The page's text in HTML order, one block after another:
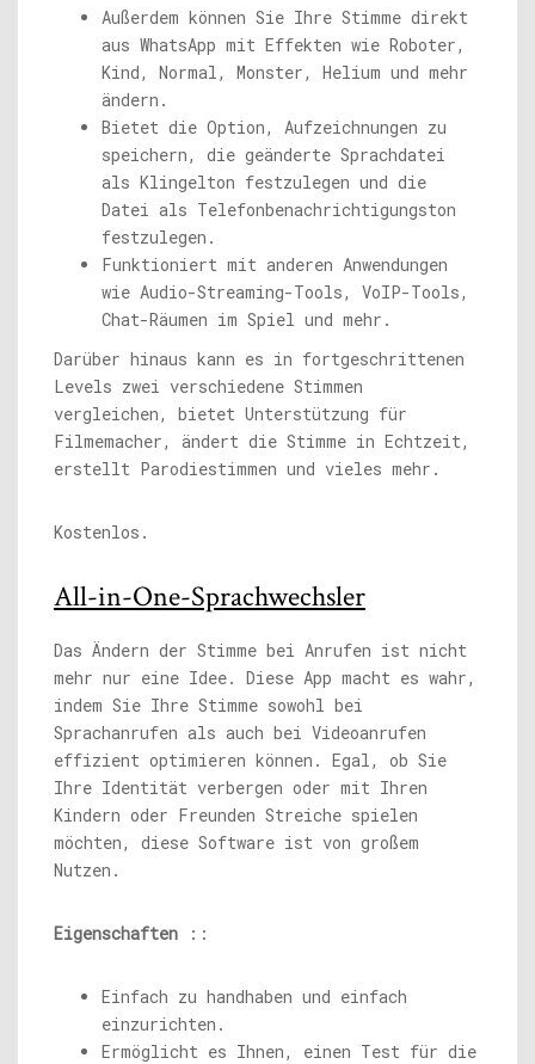
Außerdem können Sie Ihre Stimme direkt
aus WhatsApp mit Effekten wie Roboter,
Kind, Normal, Monster, Helium und mehr
ändern.
Bietet die Option, Aufzeichnungen zu
speichern, die geänderte Sprachdatei
als Klingelton festzulegen und die
Datei als Telefonbenachrichtigungston
festzulegen.
Funktioniert mit anderen Anwendungen
wie Audio-Streaming-Tools, VoIP-Tools,
Chat-Räumen im Spiel und mehr.
Darüber hinaus kann es in fortgeschrittenen
Levels zwei verschiedene Stimmen
vergleichen, bietet Unterstützung für
Filmemacher, ändert die Stimme in Echtzeit,
erstellt Parodiestimmen und vieles mehr.
Kostenlos.
All-in-One-Sprachwechsler
Das Ändern der Stimme bei Anrufen ist nicht
mehr nur eine Idee. Diese App macht es wahr,
indem Sie Ihre Stimme sowohl bei
Sprachanrufen als auch bei Videoanrufen
effizient optimieren können. Egal, ob Sie
Ihre Identität verbergen oder mit Ihren
Kindern oder Freunden Streiche spielen
möchten, diese Software ist von großem
Nutzen.
Eigenschaften ::
Einfach zu handhaben und einfach
einzurichten.
Ermöglicht es Ihnen, einen Test für die